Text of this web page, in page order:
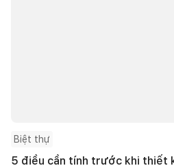
Biệt thự
5 điều cần tính trước khi thiết